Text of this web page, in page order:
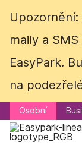
maily a
EasyPark.
na
Osobní
maily a
EasyPark.
na
Osobní